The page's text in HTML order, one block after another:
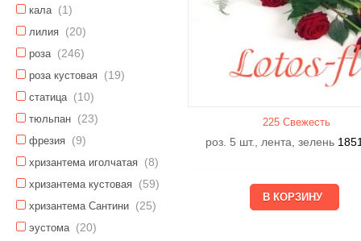
кала (1)
лилия (20)
роза (246)
роза кустовая (19)
статица (10)
тюльпан (23)
фрезия (9)
хризантема иголчатая (8)
хризантема кустовая (59)
хризантема Сантини (25)
эустома (20)
225 Свежесть
роз. 5 шт., лента, зелень